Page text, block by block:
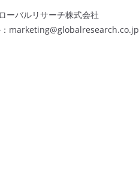
ーバルリサーチ株式会社
：marketing@globalresearch.co.jp